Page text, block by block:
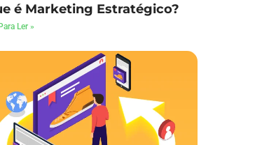
é Marketing Estratégico?
Ler »